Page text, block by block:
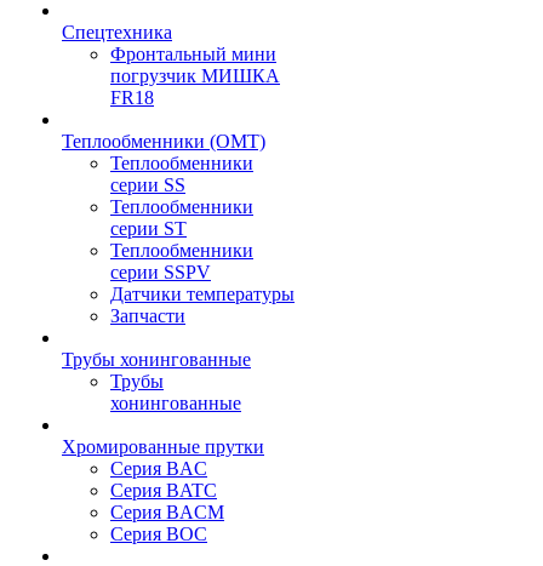
Спецтехника
Фронтальный мини
погрузчик МИШКА
FR18
Теплообменники (OMT)
Теплообменники
серии SS
Теплообменники
серии ST
Теплообменники
серии SSPV
Датчики температуры
Запчасти
Трубы хонингованные
Трубы
хонингованные
Хромированные прутки
Серия BAC
Серия BATC
Серия BACM
Серия BOC